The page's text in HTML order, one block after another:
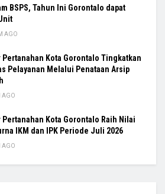
BSPS, Tahun Ini Gorontalo dapat
AGO
Pertanahan Kota Gorontalo Tingkatkan
Pelayanan Melalui Penataan Arsip
AGO
Pertanahan Kota Gorontalo Raih Nilai
IKM dan IPK Periode Juli 2026
AGO